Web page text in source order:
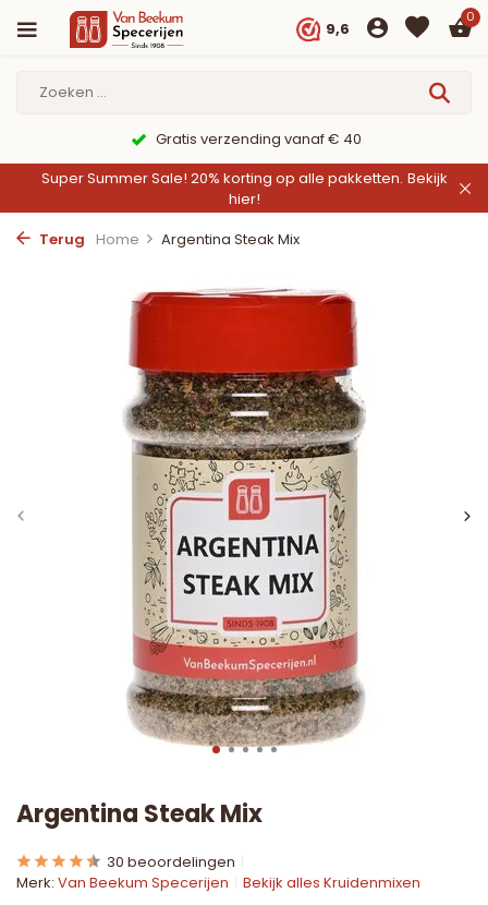
9,6
0
9,6/10 Webwinkelkeur ✔
Super Summer Sale! 20% korting op alle pakketten. Bekijk
hier!
Terug
Home Argentina Steak Mix
Argentina Steak Mix
30 beoordelingen
Merk: Van Beekum Specerijen Bekijk alles Kruidenmixen